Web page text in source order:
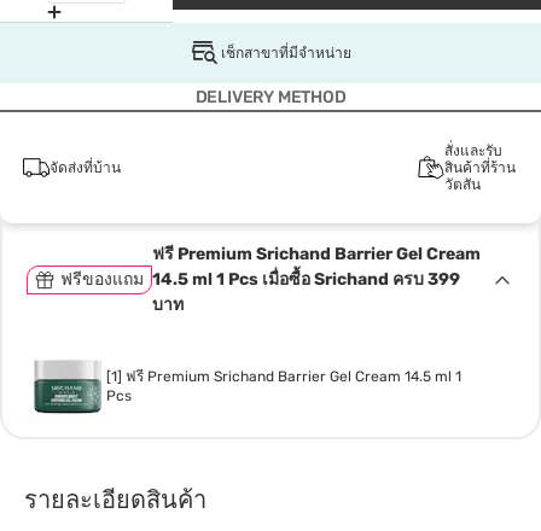
เช็กสาขาที่มีจำหน่าย
DELIVERY METHOD
จัดส่งที่บ้าน
สั่งและรับ
สินค้าที่ร้าน
วัตสัน
ฟรีของแถม
ฟรี Premium Srichand Barrier Gel Cream
14.5 ml 1 Pcs เมื่อซื้อ Srichand ครบ 399
บาท
[1] ฟรี Premium Srichand Barrier Gel Cream 14.5 ml 1
Pcs
รายละเอียดสินค้า